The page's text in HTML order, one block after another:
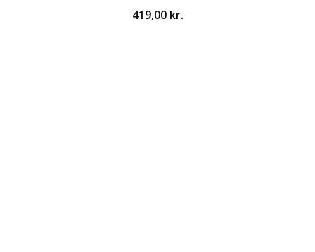
419,00 kr.